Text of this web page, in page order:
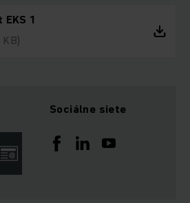
1
Sociálne siete